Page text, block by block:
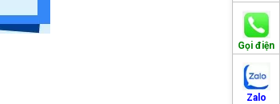
Gọi điện
Zalo